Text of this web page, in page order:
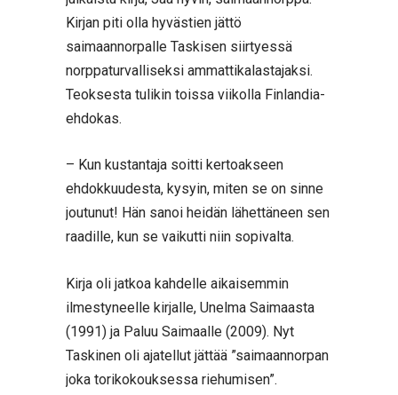
Kirjan piti olla hyvästien jättö
saimaannorpalle Taskisen siirtyessä
norppaturvalliseksi ammattikalastajaksi.
Teoksesta tulikin toissa viikolla Finlandia-
ehdokas.
– Kun kustantaja soitti kertoakseen
ehdokkuudesta, kysyin, miten se on sinne
joutunut! Hän sanoi heidän lähettäneen sen
raadille, kun se vaikutti niin sopivalta.
Kirja oli jatkoa kahdelle aikaisemmin
ilmestyneelle kirjalle, Unelma Saimaasta
(1991) ja Paluu Saimaalle (2009). Nyt
Taskinen oli ajatellut jättää ”saimaannorpan
joka torikokouksessa riehumisen”.